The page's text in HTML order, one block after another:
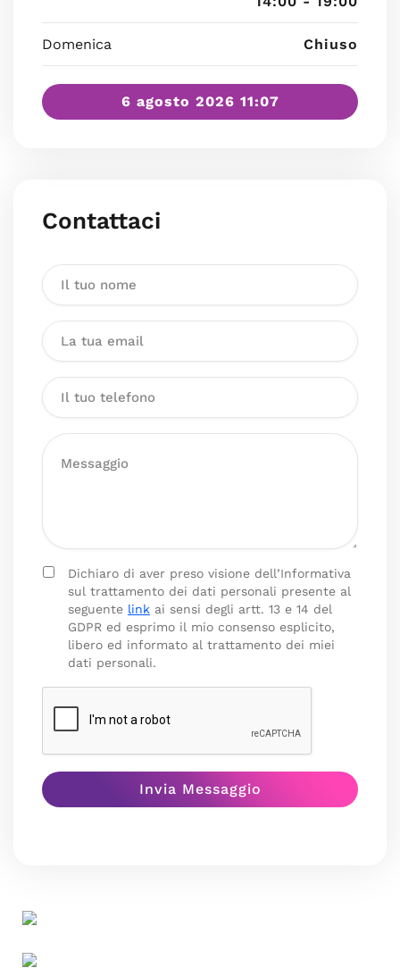
Domenica Chiuso
6 agosto 2026 11:07
Contattaci
Dichiaro di aver preso visione dell’Informativa
sul trattamento dei dati personali presente al
seguente link ai sensi degli artt. 13 e 14 del
GDPR ed esprimo il mio consenso esplicito,
libero ed informato al trattamento dei miei
dati personali.